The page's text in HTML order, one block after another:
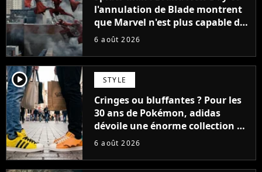
l'annulation de Blade montrent
que Marvel n'est plus capable de
faire quoi que ce soit de simple
6 août 2026
player2 STYLE
Cringes ou bluffantes ? Pour les
30 ans de Pokémon, adidas
dévoile une énorme collection de
sneakers et je ne sais pas quoi en
6 août 2026